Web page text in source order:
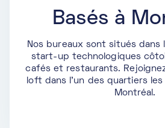
Basés à
Nos bureaux sont situés dans
start-up technologiques
cafés et restaurants.
loft dans l'un des quartiers
Montréal.